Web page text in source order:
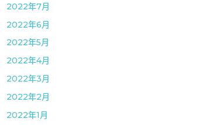
2022年7月
2022年6月
2022年5月
2022年4月
2022年3月
2022年2月
2022年1月